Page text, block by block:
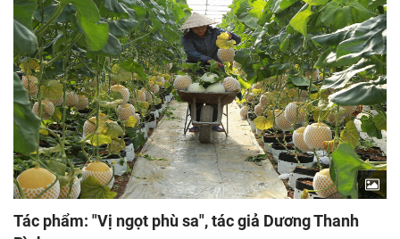
Tác phẩm: "Vị ngọt phù sa", tác giả Dương Thanh